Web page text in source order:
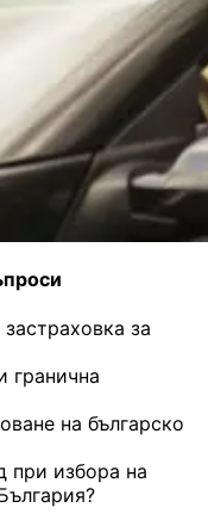
за
гранична
на българско
при избора на